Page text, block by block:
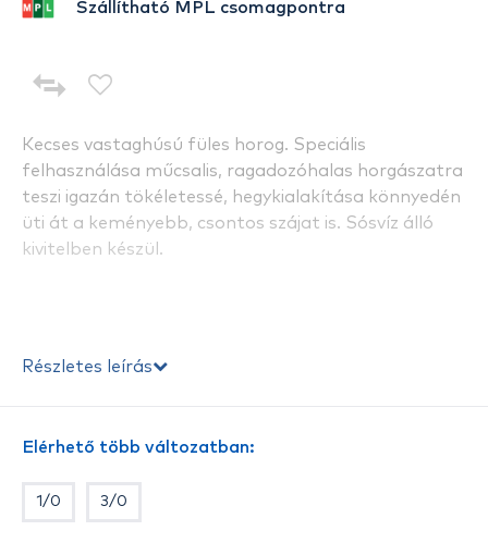
Kecses vastaghúsú füles horog. Speciális
felhasználása műcsalis, ragadozóhalas horgászatra
teszi igazán tökéletessé, hegykialakítása könnyedén
üti át a keményebb, csontos szájat is. Sósvíz álló
kivitelben készül.
Részletes leírás
Elérhető több változatban:
1/0 3/0
Szállítható MPL csomagpontra